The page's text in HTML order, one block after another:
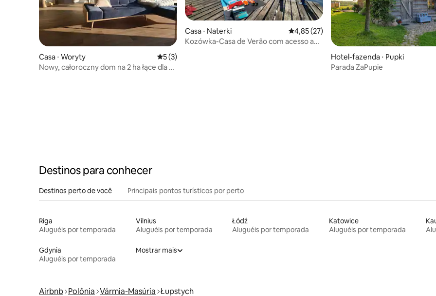
Casa ⋅ Woryty 5 de uma avaliação média de 5, 3 avaliações
5 (3)
Nowy, całoroczny dom na 2 ha łące dla 8
Casa ⋅ Naterki 4,85 de uma avaliação média de 5, 27
4,85 (27)
Kozówka-Casa de Verão com acesso ao
Hotel-fazenda ⋅ Pupki
Parada ZaPupie
Destinos para conhecer
Destinos perto de você Principais pontos turísticos por perto
Riga
Aluguéis por temporada
Vilnius
Aluguéis por temporada
Łódź
Aluguéis por temporada
Katowice
Aluguéis por temporada
Gdynia
Aluguéis por temporada
Mostrar mais
Airbnb Polônia Vármia-Masúria Łupstych